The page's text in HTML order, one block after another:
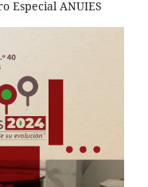
Especial ANUIES